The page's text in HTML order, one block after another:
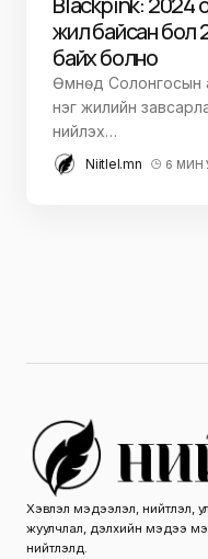
жил байсан бол
байх болно
Өмнөд Солонгосын
нэг жилийн
нийлэх…
Niitlel.mn 6 МИН
Хэвлэл мэдээлэл, нийтлэл,
жуулчлал, дэлхийн мэдээ
нийтлэлүүд.